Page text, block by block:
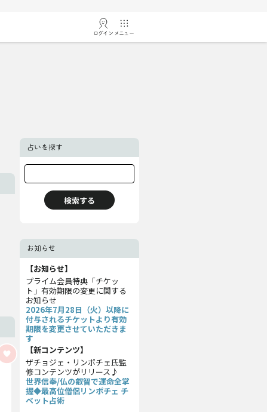
ログイン メニュー
占いを探す
お知らせ
【お知らせ】
プライム会員特典「チケッ
ト」有効期限の変更に関する
お知らせ
2026年7月28日（火）以降に
付与されるチケットより有効
期限を変更させていただきま
す
【新コンテンツ】
ザチョジェ・リンポチェ氏監
修コンテンツがリリース♪
世界信奉/仏の叡智で運命全掌
握◆最高位僧侶リンポチェ チ
ベット占術